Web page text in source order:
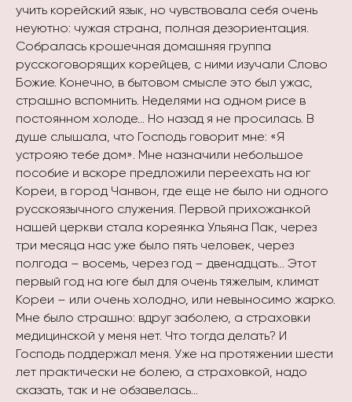
учить корейский язык, но чувствовала себя очень
неуютно: чужая страна, полная дезориентация.
Собралась крошечная домашняя группа
русскоговорящих корейцев, с ними изучали Слово
Божие. Конечно, в бытовом смысле это был ужас,
страшно вспомнить. Неделями на одном рисе в
постоянном холоде… Но назад я не просилась. В
душе слышала, что Господь говорит мне: «Я
устрояю тебе дом». Мне назначили небольшое
пособие и вскоре предложили переехать на юг
Кореи, в город Чанвон, где еще не было ни одного
русскоязычного служения. Первой прихожанкой
нашей церкви стала кореянка Ульяна Пак, через
три месяца нас уже было пять человек, через
полгода – восемь, через год – двенадцать… Этот
первый год на юге был для очень тяжелым, климат
Кореи – или очень холодно, или невыносимо жарко.
Мне было страшно: вдруг заболею, а страховки
медицинской у меня нет. Что тогда делать? И
Господь поддержал меня. Уже на протяжении шести
лет практически не болею, а страховкой, надо
сказать, так и не обзавелась…